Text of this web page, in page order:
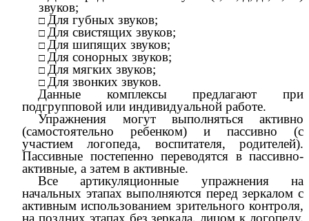
звуков;
Для губных звуков;
Для свистящих звуков;
Для шипящих звуков;
Для сонорных звуков;
Для мягких звуков;
Для звонких звуков.
Данные комплексы предлагают при
подгрупповой или индивидуальной работе.
Упражнения могут выполняться активно
(самостоятельно ребенком) и пассивно (с
участием логопеда, воспитателя, родителей).
Пассивные постепенно переводятся в пассивно-
активные, а затем в активные.
Все артикуляционные упражнения на
начальных этапах выполняются перед зеркалом с
активным использованием зрительного контроля,